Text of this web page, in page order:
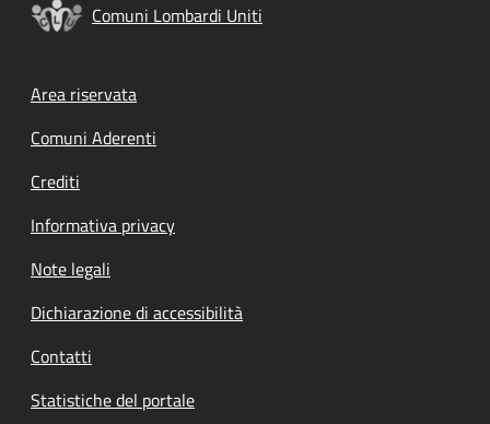
Comuni Lombardi Uniti
Footer menu
Area riservata
Comuni Aderenti
Crediti
Informativa privacy
Note legali
Dichiarazione di accessibilità
Contatti
Statistiche del portale